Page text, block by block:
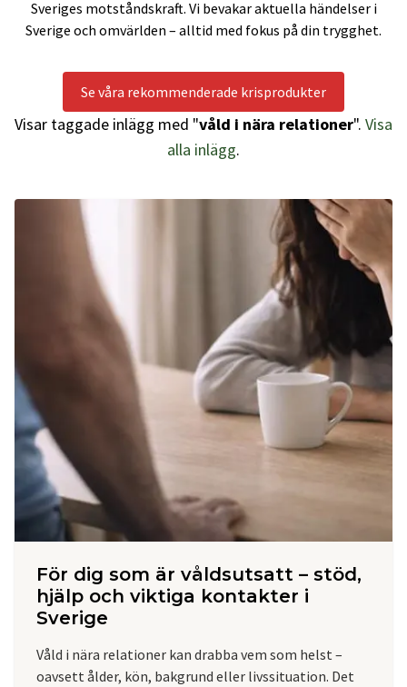
Sveriges motståndskraft. Vi bevakar aktuella händelser i
Sverige och omvärlden – alltid med fokus på din trygghet.
Se våra rekommenderade krisprodukter
Visar taggade inlägg med "våld i nära relationer". Visa
alla inlägg.
För dig som är våldsutsatt – stöd,
hjälp och viktiga kontakter i
Sverige
Våld i nära relationer kan drabba vem som helst –
oavsett ålder, kön, bakgrund eller livssituation. Det